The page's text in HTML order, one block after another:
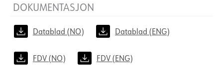
DOKUMENTASJON
Datablad (NO) Datablad (ENG)
FDV (NO) FDV (ENG)